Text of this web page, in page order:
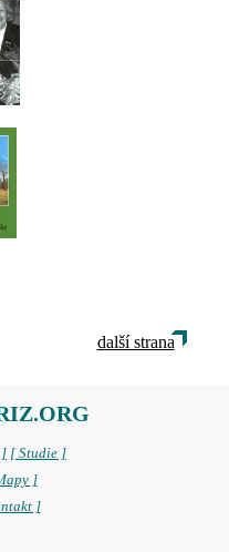
další strana
] [ Studie ]
]
]